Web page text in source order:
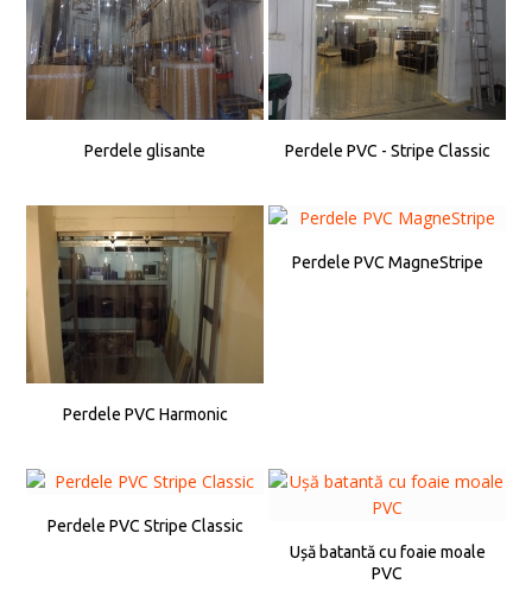
Perdele glisante Perdele PVC - Stripe Classic
Perdele PVC Harmonic
Perdele PVC MagneStripe
Perdele PVC Stripe Classic
Ușă batantă cu foaie moale
PVC